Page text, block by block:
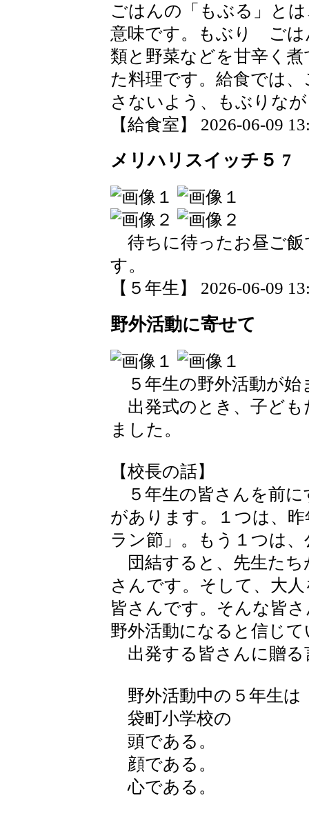
ごはんの「もぶる」と
意味です。もぶり ごは
類と野菜などを甘辛く
た料理です。給食では
さないよう、もぶりな
【給食室】 2026-06-09
メリハリスイッチ５ 7
待ちに待ったお昼ご飯
す。
【５年生】 2026-06-09
野外活動に寄せて
５年生の野外活動が始
出発式のとき、子ども
ました。
【校長の話】
５年生の皆さんを前に
があります。１つは、
ラン節」。もう１つは
団結すると、先生たち
さんです。そして、大
皆さんです。そんな皆
野外活動になると信じ
出発する皆さんに贈る
野外活動中の５年生は
袋町小学校の
頭である。
顔である。
心である。